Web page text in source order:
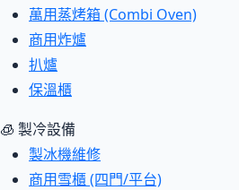
萬用蒸烤箱 (Combi Oven)
商用炸爐
扒爐
保溫櫃
🧊 製冷設備
製冰機維修
商用雪櫃 (四門/平台)